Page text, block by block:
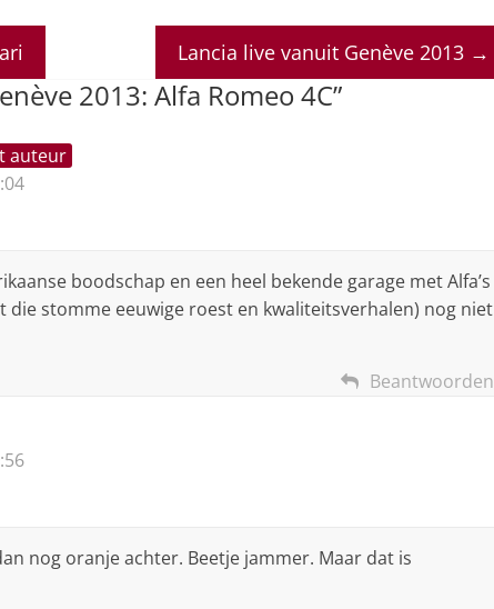
Lancia live vanuit Genève 2013 →
2013: Alfa Romeo 4C”
auteur
boodschap en een heel bekende garage met Alfa’s
die stomme eeuwige roest en kwaliteitsverhalen) nog niet
Beantwoorden
nog oranje achter. Beetje jammer. Maar dat is